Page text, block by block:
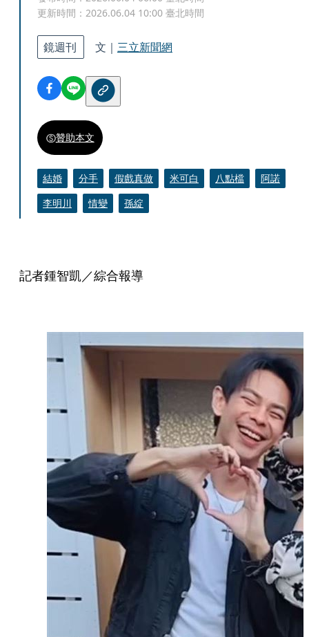
更新時間： 2026.06.04 10:00 臺北時間
鏡週刊 文｜ 三立新聞網
贊助本文
結婚 分手 假戲真做 米可白 八點檔
阿諾
李明川
情變 孫綻
記者鍾智凱／綜合報導